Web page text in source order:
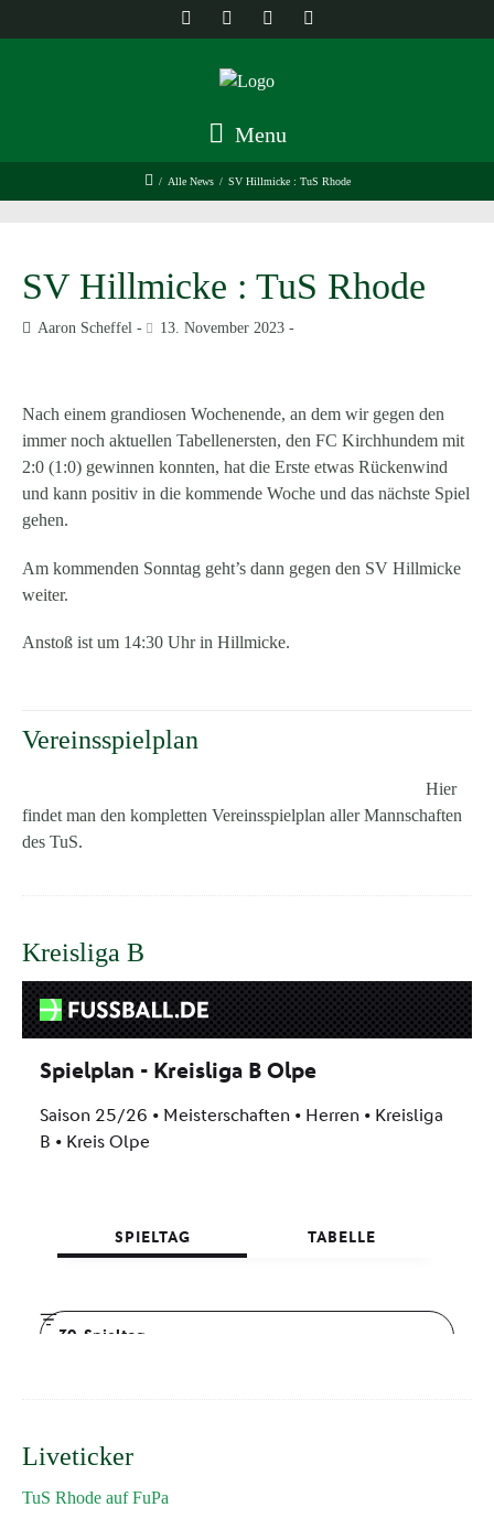
Menu
/ Alle News / SV Hillmicke : TuS Rhode
SV Hillmicke : TuS Rhode
Aaron Scheffel 13. November 2023
Nach einem grandiosen Wochenende, an dem wir gegen den
immer noch aktuellen Tabellenersten, den FC Kirchhundem mit
2:0 (1:0) gewinnen konnten, hat die Erste etwas Rückenwind
und kann positiv in die kommende Woche und das nächste Spiel
gehen.
Am kommenden Sonntag geht’s dann gegen den SV Hillmicke
weiter.
Anstoß ist um 14:30 Uhr in Hillmicke.
Vereinsspielplan
Hier
findet man den kompletten Vereinsspielplan aller Mannschaften
des TuS.
Kreisliga B
Liveticker
TuS Rhode auf FuPa